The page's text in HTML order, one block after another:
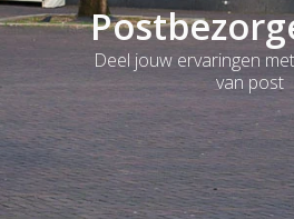
Deel jouw ervaringen
van post